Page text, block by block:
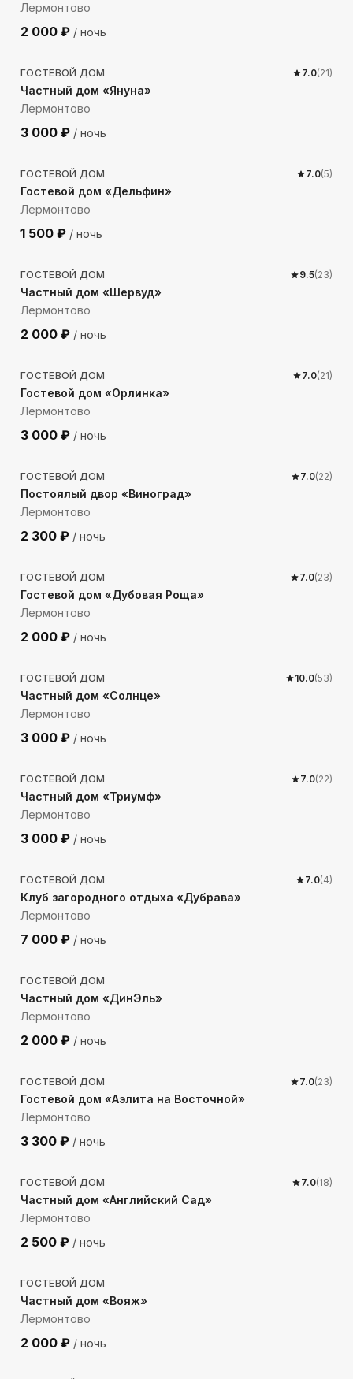
Лермонтово
2 000 ₽ / ночь
300м до моря
ГОСТЕВОЙ ДОМ 7.0(21)
Частный дом «Януна»
Лермонтово
3 000 ₽ / ночь
378м до моря
ГОСТЕВОЙ ДОМ 7.0(5)
Гостевой дом «Дельфин»
Лермонтово
1 500 ₽ / ночь
835м до моря
ГОСТЕВОЙ ДОМ 9.5(23)
Частный дом «Шервуд»
Лермонтово
2 000 ₽ / ночь
486м до моря
ГОСТЕВОЙ ДОМ 7.0(21)
Гостевой дом «Орлинка»
Лермонтово
3 000 ₽ / ночь
584м до моря
ГОСТЕВОЙ ДОМ 7.0(22)
Постоялый двор «Виноград»
Лермонтово
2 300 ₽ / ночь
608м до моря
ГОСТЕВОЙ ДОМ 7.0(23)
Гостевой дом «Дубовая Роща»
Лермонтово
2 000 ₽ / ночь
309м до моря
ГОСТЕВОЙ ДОМ 10.0(53)
Частный дом «Солнце»
Лермонтово
3 000 ₽ / ночь
477м до моря
ГОСТЕВОЙ ДОМ 7.0(22)
Частный дом «Триумф»
Лермонтово
3 000 ₽ / ночь
5065 м до моря
ГОСТЕВОЙ ДОМ 7.0(4)
Клуб загородного отдыха «Дубрава»
Лермонтово
7 000 ₽ / ночь
347м до моря
ГОСТЕВОЙ ДОМ
Частный дом «ДинЭль»
Лермонтово
2 000 ₽ / ночь
773м до моря
ГОСТЕВОЙ ДОМ 7.0(23)
Гостевой дом «Аэлита на Восточной»
Лермонтово
3 300 ₽ / ночь
297м до моря
ГОСТЕВОЙ ДОМ 7.0(18)
Частный дом «Английский Сад»
Лермонтово
2 500 ₽ / ночь
923м до моря
ГОСТЕВОЙ ДОМ
Частный дом «Вояж»
Лермонтово
2 000 ₽ / ночь
173 м до моря